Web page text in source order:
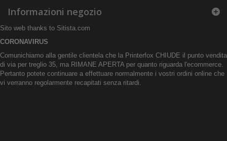
Informazioni negozio
Sito web thanks to Sitista.com
CORONAVIRUS
Comunichiamo alla gentile clientela che la Printerfox CHIUDE il punto vendita
di via per treglio 35, ma RIMANE APERTA per quanto riguarda l'ecommerce.
Pertanto potete continuare a effettuare normalmente i vostri ordini online che
vi verranno regolarmente recapitati senza ritardi.